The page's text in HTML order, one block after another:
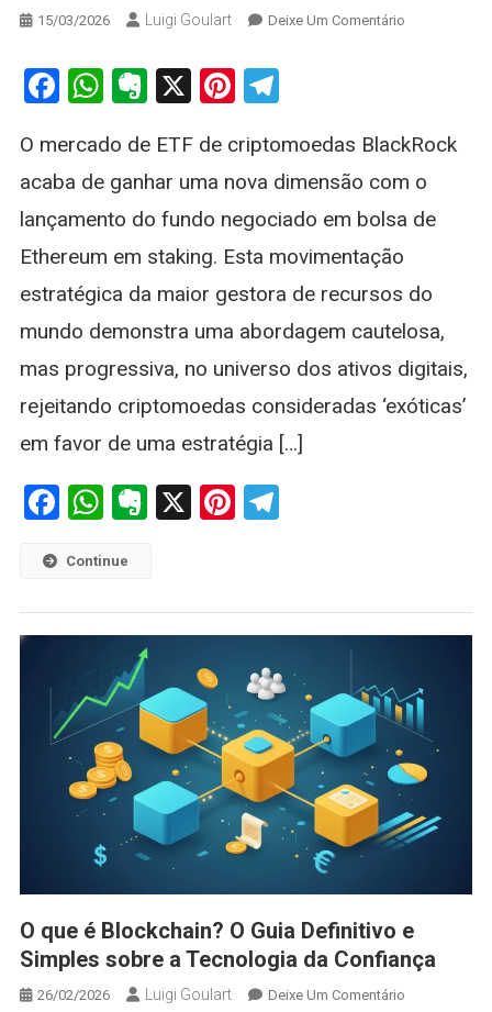
15/03/2026 Luigi Goulart Deixe Um ComentárioOn
De
Staking
E
Conservadora
Facebook
WhatsApp
Evernote
X Pinterest
O mercado de ETF de criptomoedas BlackRock
acaba de ganhar uma nova dimensão com o
lançamento do fundo negociado em bolsa de
Ethereum em staking. Esta movimentação
estratégica da maior gestora de recursos do
mundo demonstra uma abordagem cautelosa,
mas progressiva, no universo dos ativos digitais,
rejeitando criptomoedas consideradas ‘exóticas’
em favor de uma estratégia […]
Facebook
WhatsApp
Evernote
X Pinterest
Continue
O que é Blockchain? O Guia Definitivo e
Simples sobre a Tecnologia da Confiança
26/02/2026 Luigi Goulart Deixe Um ComentárioOn